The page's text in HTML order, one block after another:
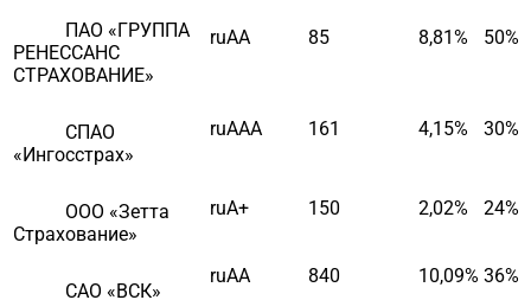
ПАО «ГРУППА
РЕНЕССАНС
СТРАХОВАНИЕ»
ruAA 85 8,81% 50%
СПАО
«Ингосстрах»
ruAAA 161 4,15% 30%
ООО «Зетта
Страхование»
ruA+ 150 2,02% 24%
САО «ВСК»
ruAA 840 10,09% 36%